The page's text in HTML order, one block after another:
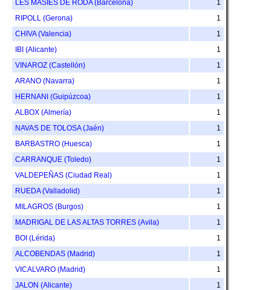
LES MASIES DE RODA (Barcelona)
1
RIPOLL (Gerona)
1
CHIVA (Valencia)
1
IBI (Alicante)
1
VINAROZ (Castellón)
1
ARANO (Navarra)
1
HERNANI (Guipúzcoa)
1
ALBOX (Almería)
1
NAVAS DE TOLOSA (Jaén)
1
BARBASTRO (Huesca)
1
CARRANQUE (Toledo)
1
VALDEPEÑAS (Ciudad Real)
1
RUEDA (Valladolid)
1
MILAGROS (Burgos)
1
MADRIGAL DE LAS ALTAS TORRES (Avila)
1
BOI (Lérida)
1
ALCOBENDAS (Madrid)
1
VICALVARO (Madrid)
1
JALON (Alicante)
1